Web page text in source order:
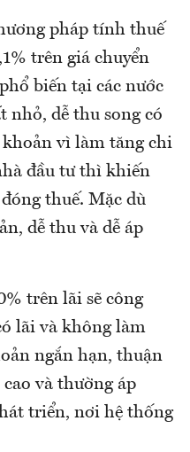
pháp tính thuế
trên giá chuyển
biến tại các nước
nhỏ, dễ thu song có
vì làm tăng chi
đầu tư thì khiến
thuế. Mặc dù
dễ thu và dễ áp
trên lãi sẽ công
lãi và không làm
ngắn hạn, thuận
và thường áp
triển, nơi hệ thống